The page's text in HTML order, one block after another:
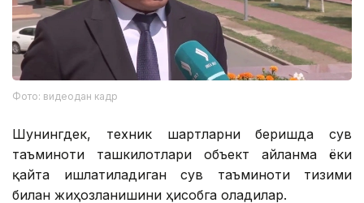
Фото: видеодан кадр
Шунингдек, техник шартларни беришда сув
таъминоти ташкилотлари объект айланма ёки
қайта ишлатиладиган сув таъминоти тизими
билан жиҳозланишини ҳисобга оладилар.